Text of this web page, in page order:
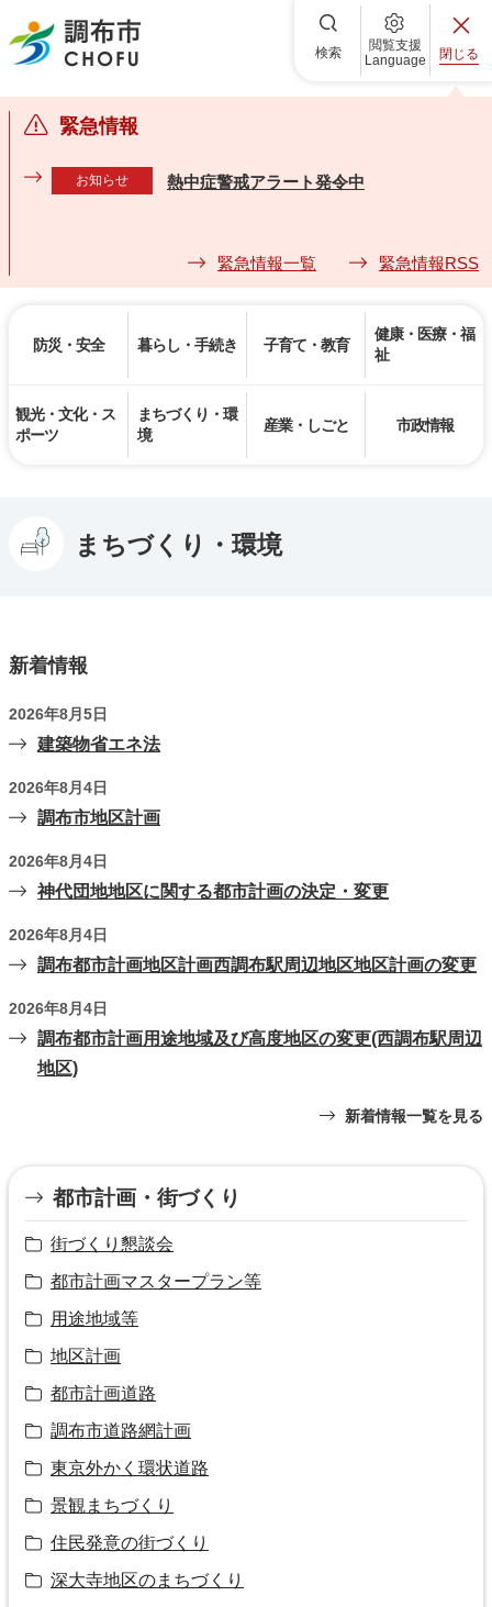
調布市 検索
閲覧支援
Language
閉じる
緊急情報
お知らせ 熱中症警戒アラート発令中
緊急情報一覧 緊急情報RSS
防災・安全 暮らし・手続き 子育て・教育
健康・医療・福
祉
観光・文化・ス
ポーツ
まちづくり・環
境
産業・しごと 市政情報
まちづくり・環境
新着情報
2026年8月5日
建築物省エネ法
2026年8月4日
調布市地区計画
2026年8月4日
神代団地地区に関する都市計画の決定・変更
2026年8月4日
調布都市計画地区計画西調布駅周辺地区地区計画の変更
2026年8月4日
調布都市計画用途地域及び高度地区の変更(西調布駅周辺
地区)
新着情報一覧を見る
都市計画・街づくり
街づくり懇談会
都市計画マスタープラン等
用途地域等
地区計画
都市計画道路
調布市道路網計画
東京外かく環状道路
景観まちづくり
住民発意の街づくり
深大寺地区のまちづくり